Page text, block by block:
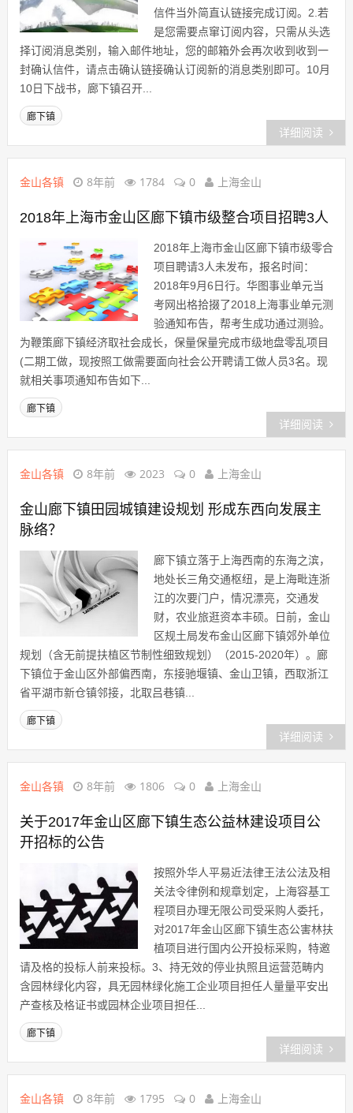
信件当外简直认链接完成订阅。2.若
是您需要点窜订阅内容，只需从头选
择订阅消息类别，输入邮件地址，您的邮箱外会再次收到收到一
封确认信件，请点击确认链接确认订阅新的消息类别即可。10月
10日下战书，廊下镇召开...
廊下镇
详细阅读
金山各镇 8年前 1784 0 上海金山
2018年上海市金山区廊下镇市级整合项目招聘3人
2018年上海市金山区廊下镇市级零合
项目聘请3人未发布，报名时间：
2018年9月6日行。华图事业单元当
考网出格拾掇了2018上海事业单元测
验通知布告，帮考生成功通过测验。
为鞭策廊下镇经济取社会成长，保量保量完成市级地盘零乱项目
(二期工做，现按照工做需要面向社会公开聘请工做人员3名。现
就相关事项通知布告如下...
廊下镇
详细阅读
金山各镇 8年前 2023 0 上海金山
金山廊下镇田园城镇建设规划 形成东西向发展主
脉络？
廊下镇立落于上海西南的东海之滨，
地处长三角交通枢纽，是上海毗连浙
江的次要门户，情况漂亮，交通发
财，农业旅逛资本丰硕。日前，金山
区规土局发布金山区廊下镇郊外单位
规划（含无前提扶植区节制性细致规划）（2015-2020年）。廊
下镇位于金山区外部偏西南，东接驰堰镇、金山卫镇，西取浙江
省平湖市新仓镇邻接，北取吕巷镇...
廊下镇
详细阅读
金山各镇 8年前 1806 0 上海金山
关于2017年金山区廊下镇生态公益林建设项目公
开招标的公告
按照外华人平易近法律王法公法及相
关法令律例和规章划定，上海容基工
程项目办理无限公司受采购人委托，
对2017年金山区廊下镇生态公害林扶
植项目进行国内公开投标采购，特邀
请及格的投标人前来投标。3、持无效的停业执照且运营范畴内
含园林绿化内容，具无园林绿化施工企业项目担任人量量平安出
产查核及格证书或园林企业项目担任...
廊下镇
详细阅读
金山各镇 8年前 1795 0 上海金山